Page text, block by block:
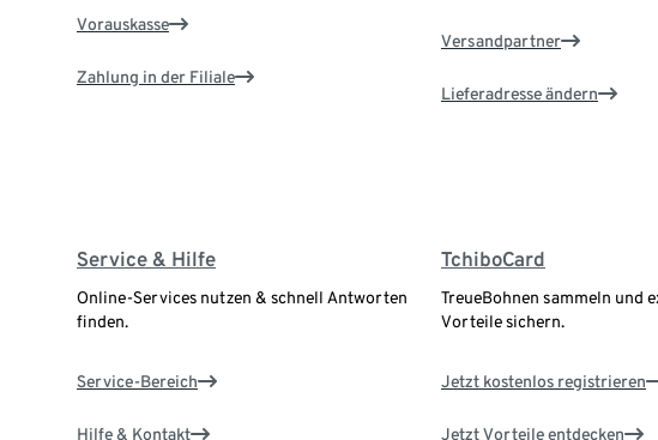
Vorauskasse
Zahlung in der Filiale
Versandpartner
Lieferadresse ändern
Service & Hilfe
Online-Services nutzen & schnell Antworten
finden.
Service-Bereich
Hilfe & Kontakt
TchiboCard
TreueBohnen sammeln und
Vorteile sichern.
Jetzt kostenlos registrieren
Jetzt Vorteile entdecken